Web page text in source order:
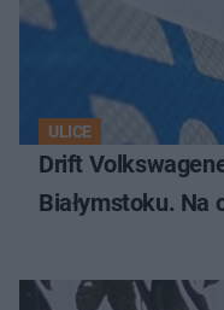
ULICE
Drift
Białymstoku. Na